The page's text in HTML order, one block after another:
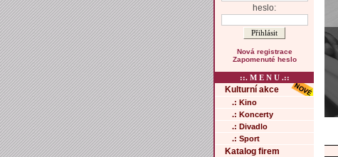
heslo:
Nová registrace
Zapomenuté heslo
::. M E N U .::
Kulturní akce
.: Kino
.: Koncerty
.: Divadlo
.: Sport
Katalog firem